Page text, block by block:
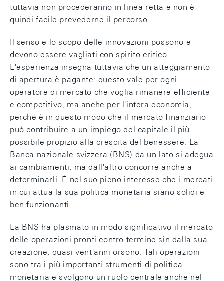
tuttavia non procederanno in linea retta e non è
quindi facile prevederne il percorso.
Il senso e lo scopo delle innovazioni possono e
devono essere vagliati con spirito critico.
L'esperienza insegna tuttavia che un atteggiamento
di apertura è pagante: questo vale per ogni
operatore di mercato che voglia rimanere efficiente
e competitivo, ma anche per l'intera economia,
perché è in questo modo che il mercato finanziario
può contribuire a un impiego del capitale il più
possibile propizio alla crescita del benessere. La
Banca nazionale svizzera (BNS) da un lato si adegua
ai cambiamenti, ma dall'altro concorre anche a
determinarli. È nel suo pieno interesse che i mercati
in cui attua la sua politica monetaria siano solidi e
ben funzionanti.
La BNS ha plasmato in modo significativo il mercato
delle operazioni pronti contro termine sin dalla sua
creazione, quasi vent'anni orsono. Tali operazioni
sono tra i più importanti strumenti di politica
monetaria e svolgono un ruolo centrale anche nel